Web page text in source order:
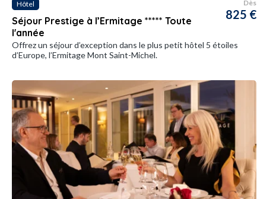
Hôtel
Séjour Prestige à l’Ermitage ***** Toute
l'année
Dès
825 €
Offrez un séjour d’exception dans le plus petit hôtel 5 étoiles
d’Europe, l’Ermitage Mont Saint-Michel.